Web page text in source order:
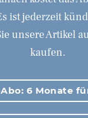
ist jederzeit
unsere Artikel
kaufen.
6 Monate